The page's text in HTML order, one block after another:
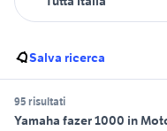
Salva ricerca
95 risultati
Yamaha fazer 1000 in